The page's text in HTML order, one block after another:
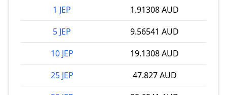
1 JEP
1.91308 AUD
5 JEP
9.56541 AUD
10 JEP
19.1308 AUD
25 JEP
47.827 AUD